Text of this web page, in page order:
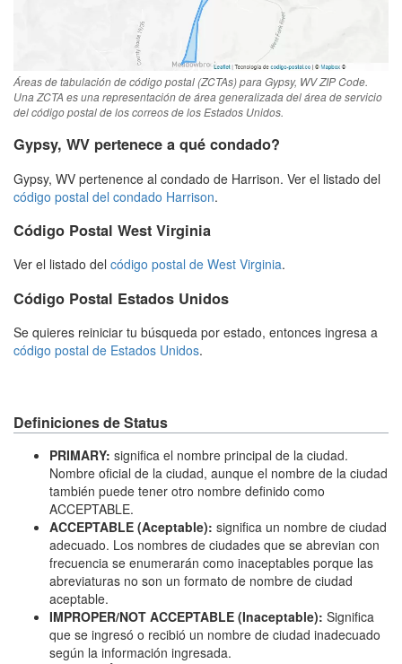
Áreas de tabulación de código postal (ZCTAs) para Gypsy, WV ZIP Code.
Una ZCTA es una representación de área generalizada del área de servicio
del código postal de los correos de los Estados Unidos.
Gypsy, WV pertenece a qué condado?
Gypsy, WV pertenence al condado de Harrison. Ver el listado del
código postal del condado Harrison.
Código Postal West Virginia
Ver el listado del código postal de West Virginia.
Código Postal Estados Unidos
Se quieres reiniciar tu búsqueda por estado, entonces ingresa a
código postal de Estados Unidos.
Definiciones de Status
PRIMARY: significa el nombre principal de la ciudad.
Nombre oficial de la ciudad, aunque el nombre de la ciudad
también puede tener otro nombre definido como
ACCEPTABLE.
ACCEPTABLE (Aceptable): significa un nombre de ciudad
adecuado. Los nombres de ciudades que se abrevian con
frecuencia se enumerarán como inaceptables porque las
abreviaturas no son un formato de nombre de ciudad
aceptable.
IMPROPER/NOT ACCEPTABLE (Inaceptable): Significa
que se ingresó o recibió un nombre de ciudad inadecuado
según la información ingresada.